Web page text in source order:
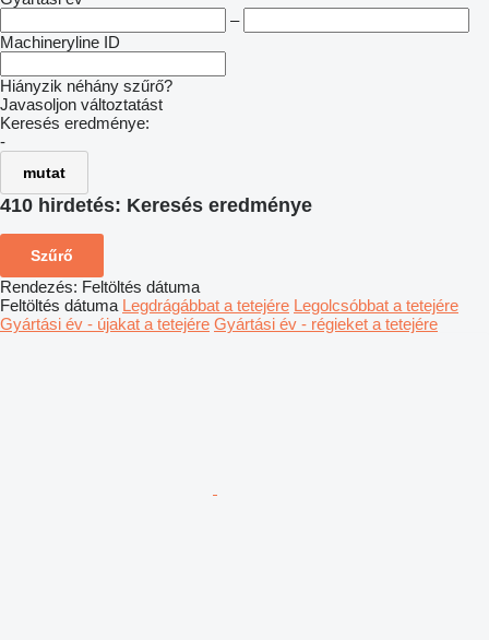
–
Machineryline ID
Hiányzik néhány szűrő?
Javasoljon változtatást
Keresés eredménye:
-
mutat
410 hirdetés: Keresés eredménye
Szűrő
Rendezés: Feltöltés dátuma
Feltöltés dátuma Legdrágábbat a tetejére Legolcsóbbat a tetejére
Gyártási év - újakat a tetejére Gyártási év - régieket a tetejére